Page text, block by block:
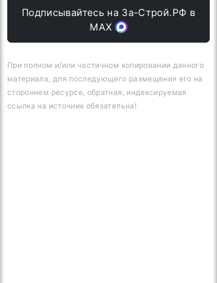
Подписывайтесь на За-Строй.РФ в
МАХ
При полном и/или частичном копировании данного
материала, для последующего размещения его на
стороннем ресурсе, обратная, индексируемая
ссылка на источник обязательна!